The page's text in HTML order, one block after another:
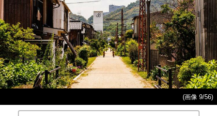
(画像 9/56)